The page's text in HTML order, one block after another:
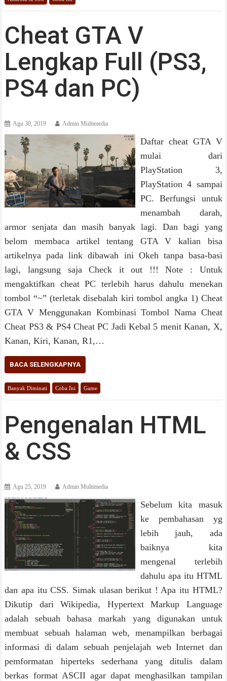
Cheat GTA V
Lengkap Full (PS3,
PS4 dan PC)
Agu 30, 2019 Admin Multimedia
Daftar cheat GTA V
mulai dari
PlayStation 3,
PlayStation 4 sampai
PC. Berfungsi untuk
menambah darah,
armor senjata dan masih banyak lagi. Dan bagi yang
belom membaca artikel tentang GTA V kalian bisa
artikelnya pada link dibawah ini Okeh tanpa basa-basi
lagi, langsung saja Check it out !!! Note : Untuk
mengaktifkan cheat PC terlebih harus dahulu menekan
tombol “~” (terletak disebalah kiri tombol angka 1) Cheat
GTA V Menggunakan Kombinasi Tombol Nama Cheat
Cheat PS3 & PS4 Cheat PC Jadi Kebal 5 menit Kanan, X,
Kanan, Kiri, Kanan, R1,…
BACA SELENGKAPNYA
Banyak Diminati Coba Ini Game
Pengenalan HTML
& CSS
Agu 25, 2019 Admin Multimedia
Sebelum kita masuk
ke pembahasan yg
lebih jauh, ada
baiknya kita
mengenal terlebih
dahulu apa itu HTML
dan apa itu CSS. Simak ulasan berikut ! Apa itu HTML?
Dikutip dari Wikipedia, Hypertext Markup Language
adalah sebuah bahasa markah yang digunakan untuk
membuat sebuah halaman web, menampilkan berbagai
informasi di dalam sebuah penjelajah web Internet dan
pemformatan hiperteks sederhana yang ditulis dalam
berkas format ASCII agar dapat menghasilkan tampilan